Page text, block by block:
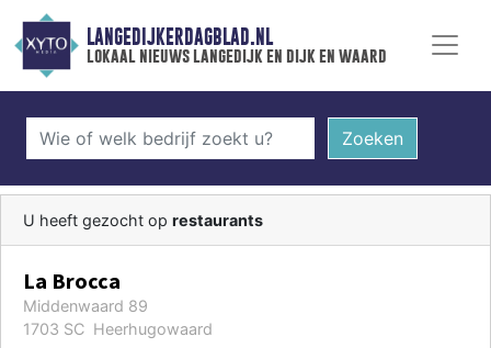
LANGEDIJKERDAGBLAD.NL
lokaal nieuws langedijk en dijk en waard
Zoeken
U heeft gezocht op restaurants
La Brocca
Middenwaard 89
1703 SC Heerhugowaard